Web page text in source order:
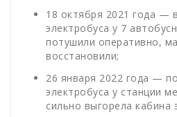
18 октября 2021 года —
электробуса у 7
потушили оперативно,
восстановили;
26 января 2022 года —
электробуса у станции
сильно выгорела кабина